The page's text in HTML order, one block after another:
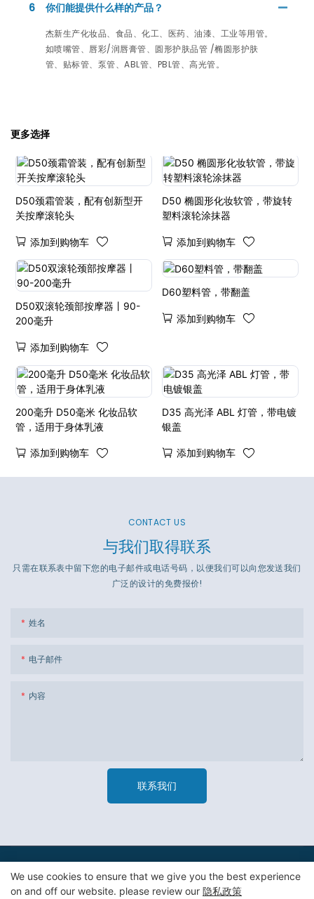
6 你们能提供什么样的产品？
杰新生产化妆品、食品、化工、医药、油漆、工业等用管。
如喷嘴管、唇彩/润唇膏管、圆形护肤品管 /椭圆形护肤
管、贴标管、泵管、ABL管、PBL管、高光管。
更多选择
D50颈霜管装，配有创新型开
关按摩滚轮头
添加到购物车
D50 椭圆形化妆软管，带旋转
塑料滚轮涂抹器
添加到购物车
D50双滚轮颈部按摩器丨90-
200毫升
添加到购物车
D60塑料管，带翻盖
添加到购物车
200毫升 D50毫米 化妆品软
管，适用于身体乳液
添加到购物车
D35 高光泽 ABL 灯管，带电镀
银盖
添加到购物车
CONTACT US
与我们取得联系
只需在联系表中留下您的电子邮件或电话号码，以便我们可以向您发送我们
广泛的设计的免费报价!
姓名
电子邮件
内容
联系我们
版权所有 © 2023 广州市杰新材料包装有限公司 - 隐私政策|网站
地图
We use cookies to ensure that we give you the best experience
on and off our website. please review our 隐私政策